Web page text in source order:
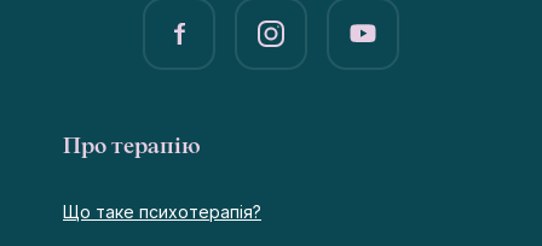
Про терапію
Що таке психотерапія?